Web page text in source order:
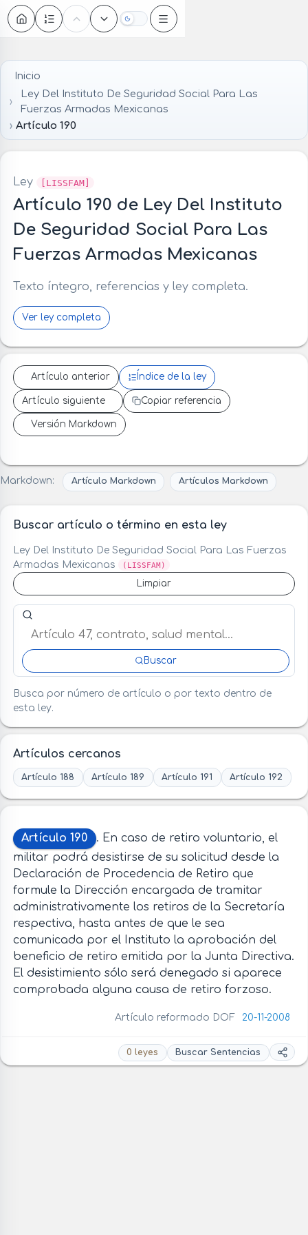
Oscuro
Inicio
Ley Del Instituto De Seguridad Social Para Las
Fuerzas Armadas Mexicanas
Artículo 190
Ley [LISSFAM]
Artículo 190 de Ley Del Instituto
De Seguridad Social Para Las
Fuerzas Armadas Mexicanas
Texto íntegro, referencias y ley completa.
Ver ley completa
Artículo anterior Índice de la ley
Artículo siguiente Copiar referencia
Versión Markdown
Markdown: Artículo Markdown Artículos Markdown
Buscar artículo o término en esta ley
Ley Del Instituto De Seguridad Social Para Las Fuerzas
Armadas Mexicanas
(LISSFAM)
Limpiar
Buscar artículo o término en esta ley
Buscar
Busca por número de artículo o por texto dentro de
esta ley.
Artículos cercanos
Artículo 188 Artículo 189 Artículo 191 Artículo 192
Artículo 190
. En caso de retiro voluntario, el
militar podrá desistirse de su solicitud desde la
Declaración de Procedencia de Retiro que
formule la Dirección encargada de tramitar
administrativamente los retiros de la Secretaría
respectiva, hasta antes de que le sea
comunicada por el Instituto la aprobación del
beneficio de retiro emitida por la Junta Directiva.
El desistimiento sólo será denegado si aparece
comprobada alguna causa de retiro forzoso.
Artículo reformado DOF 20-11-2008
0 leyes Buscar Sentencias